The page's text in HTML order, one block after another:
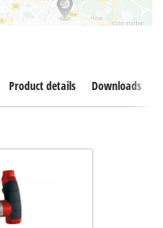
Product details Downloads